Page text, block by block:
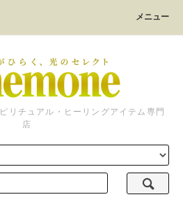
メニュー
リチュアル・ヒーリングアイテム専門
店